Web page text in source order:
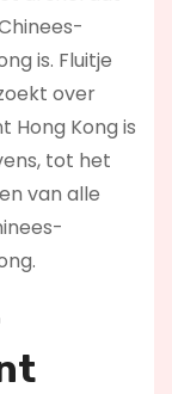
is. Fluitje
over
Hong Kong is
tot het
van alle